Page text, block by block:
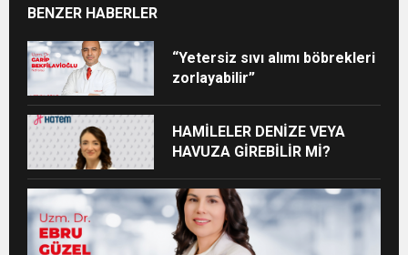
BENZER HABERLER
“Yetersiz sıvı alımı böbrekleri
zorlayabilir”
HAMİLELER DENİZE VEYA
HAVUZA GİREBİLİR Mİ?